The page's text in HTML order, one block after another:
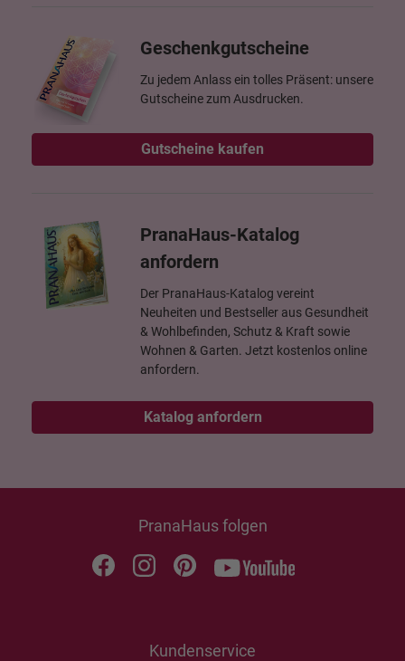
Geschenkgutscheine
Zu jedem Anlass ein tolles Präsent: unsere
Gutscheine zum Ausdrucken.
Gutscheine kaufen
PranaHaus-Katalog
anfordern
Der PranaHaus-Katalog vereint
Neuheiten und Bestseller aus Gesundheit
& Wohlbefinden, Schutz & Kraft sowie
Wohnen & Garten. Jetzt kostenlos online
anfordern.
Katalog anfordern
PranaHaus folgen
Kundenservice